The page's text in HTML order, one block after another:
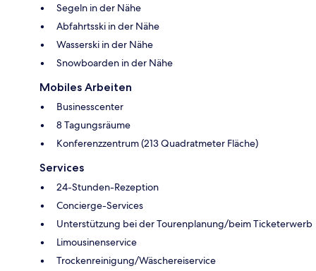
Segeln in der Nähe
Abfahrtsski in der Nähe
Wasserski in der Nähe
Snowboarden in der Nähe
Mobiles Arbeiten
Businesscenter
8 Tagungsräume
Konferenzzentrum (213 Quadratmeter Fläche)
Services
24-Stunden-Rezeption
Concierge-Services
Unterstützung bei der Tourenplanung/beim Ticketerwerb
Limousinenservice
Trockenreinigung/Wäschereiservice